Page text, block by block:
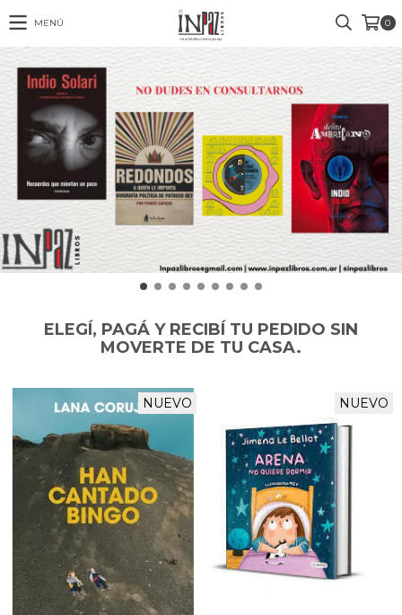
MENÚ 0
ELEGÍ, PAGÁ Y RECIBÍ TU PEDIDO SIN
MOVERTE DE TU CASA.
NUEVO NUEVO